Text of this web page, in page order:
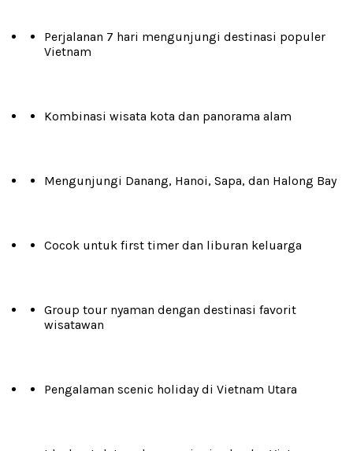
Perjalanan 7 hari mengunjungi destinasi populer
Vietnam
Kombinasi wisata kota dan panorama alam
Mengunjungi Danang, Hanoi, Sapa, dan Halong Bay
Cocok untuk first timer dan liburan keluarga
Group tour nyaman dengan destinasi favorit
wisatawan
Pengalaman scenic holiday di Vietnam Utara